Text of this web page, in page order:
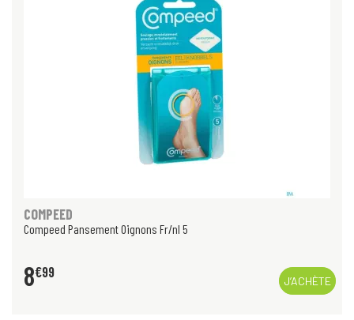
COMPEED
Compeed Pansement Oignons Fr/nl 5
8€99
J’ACHÈTE